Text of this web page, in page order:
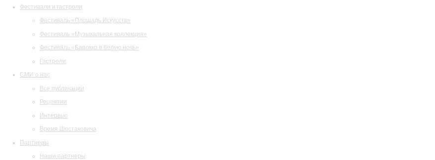
Фестивали и гастроли
Фестиваль «Площадь Искусств»
Фестиваль «Музыкальная коллекция»
Фестиваль «Барокко в белую ночь»
Гастроли
СМИ о нас
Все публикации
Рецензии
Интервью
Время Шостаковича
Партнеры
Наши партнеры